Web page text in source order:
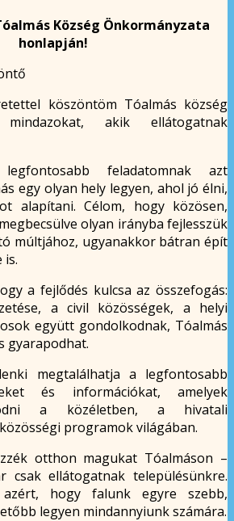
Község Önkormányzata
honlapján!
köszöntöm Tóalmás község
akik ellátogatnak
legfontosabb feladatomnak azt
egy olyan hely legyen, ahol jó élni,
alapítani. Célom, hogy közösen,
olyan irányba fejlesszük
múltjához, ugyanakkor bátran épít
is.
a fejlődés kulcsa az összefogás:
a civil közösségek, a helyi
együtt gondolkodnak, Tóalmás
gyarapodhat.
megtalálhatja a legfontosabb
és információkat, amelyek
a közéletben, a hivatali
programok világában.
otthon magukat Tóalmáson –
ellátogatnak településünkre.
azért, hogy falunk egyre szebb,
legyen mindannyiunk számára.